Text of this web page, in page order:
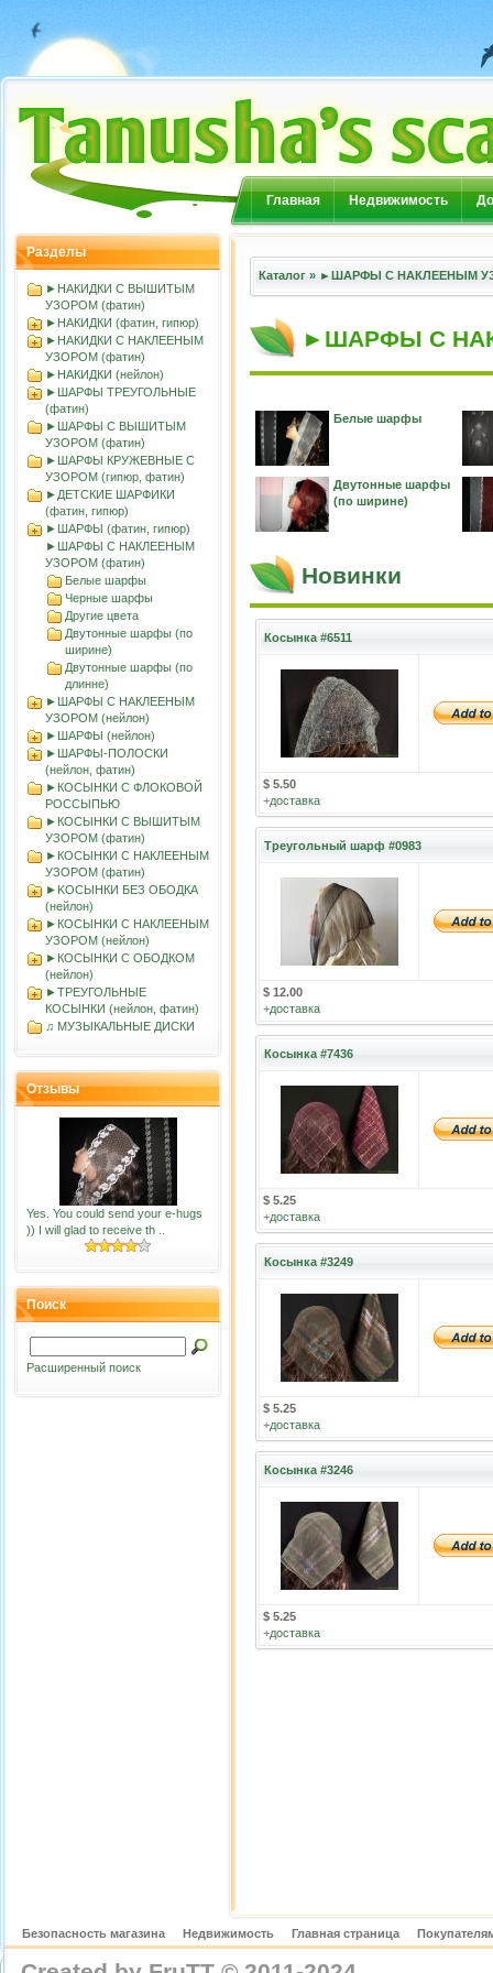
Главная Недвижимость
Разделы
►НАКИДКИ С ВЫШИТЫМ
УЗОРОМ (фатин)
►НАКИДКИ (фатин, гипюр)
►НАКИДКИ С НАКЛЕЕНЫМ
УЗОРОМ (фатин)
►НАКИДКИ (нейлон)
►ШАРФЫ ТРЕУГОЛЬНЫЕ
(фатин)
►ШАРФЫ С ВЫШИТЫМ
УЗОРОМ (фатин)
►ШАРФЫ КРУЖЕВНЫЕ С
УЗОРОМ (гипюр, фатин)
►ДЕТСКИЕ ШАРФИКИ
(фатин, гипюр)
►ШАРФЫ (фатин, гипюр)
►ШАРФЫ С НАКЛЕЕНЫМ
УЗОРОМ (фатин)
Белые шарфы
Черные шарфы
Другие цвета
Двутонные шарфы (по
ширине)
Двутонные шарфы (по
длинне)
►ШАРФЫ С НАКЛЕЕНЫМ
УЗОРОМ (нейлон)
►ШАРФЫ (нейлон)
►ШАРФЫ-ПОЛОСКИ
(нейлон, фатин)
►КОСЫНКИ С ФЛОКОВОЙ
РОССЫПЬЮ
►КОСЫНКИ С ВЫШИТЫМ
УЗОРОМ (фатин)
►КОСЫНКИ С НАКЛЕЕНЫМ
УЗОРОМ (фатин)
►KOСЫНКИ БЕЗ ОБОДКА
(нейлон)
►КОСЫНКИ С НАКЛЕЕНЫМ
УЗОРОМ (нейлон)
►КОСЫНКИ С ОБОДКОМ
(нейлон)
►ТРЕУГОЛЬНЫЕ
КОСЫНКИ (нейлон, фатин)
♫ МУЗЫКАЛЬНЫЕ ДИСКИ
Отзывы
Yes. You could send your e-hugs
)) I will glad to receive th ..
Поиск
Расширенный поиск
Каталог » ►ШАРФЫ С НАКЛЕЕНЫМ
►ШАРФЫ С
Белые шарфы
Двутонные шарфы
(по ширине)
Новинки
Косынка #6511
$ 5.50
+доставка
Треугольный шарф #0983
$ 12.00
+доставка
Косынка #7436
$ 5.25
+доставка
Косынка #3249
$ 5.25
+доставка
Косынка #3246
$ 5.25
+доставка
Безопасность магазина Недвижимость Главная страница